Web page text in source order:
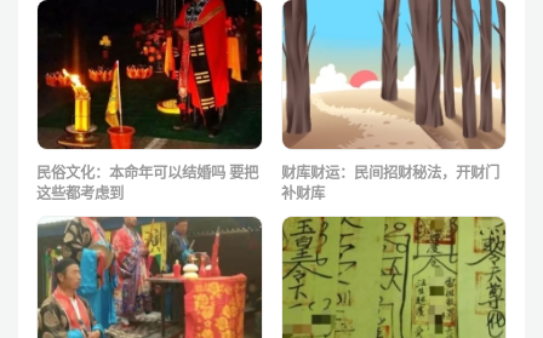
民俗文化：本命年可以结婚吗 要把
这些都考虑到
财库财运：民间招财秘法，开财门
补财库